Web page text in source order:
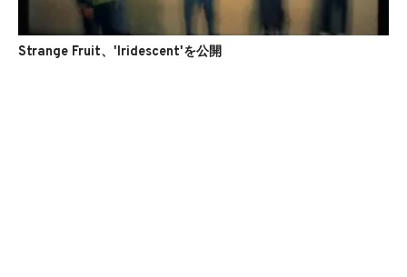
Strange Fruit、'Iridescent'を公開